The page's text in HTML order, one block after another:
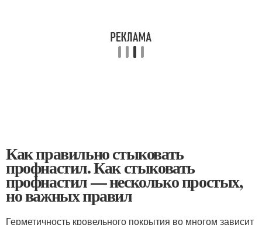
Как правильно стыковать
профнастил. Как стыковать
профнастил — несколько простых,
но важных правил
Герметичность кровельного покрытия во многом зависит